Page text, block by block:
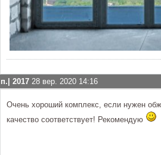
2017 28 вер. 2020 14:16
Очень хороший комплекс, если нужен
качество соответствует! Рекомендую